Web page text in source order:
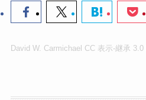
David W. Carmichael CC 表示-継承 3.0